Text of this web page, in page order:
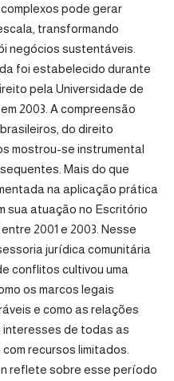
pode gerar
transformando
negócios sustentáveis.
foi estabelecido durante
pela Universidade de
2003. A compreensão
do direito
mostrou-se instrumental
Mais do que
na aplicação prática
sua atuação no Escritório
2001 e 2003. Nesse
jurídica comunitária
conflitos cultivou uma
os marcos legais
e como as relações
de todas as
recursos limitados.
reflete sobre esse período